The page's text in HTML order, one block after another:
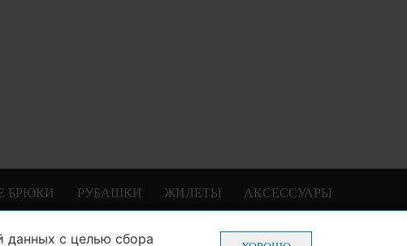
БРЮКИ РУБАШКИ ЖИЛЕТЫ АКСЕССУАРЫ
990-70-22
данных с целью сбора